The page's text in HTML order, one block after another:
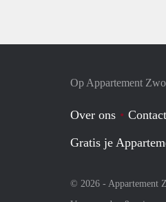
Op Appartement
Over ons Contact
Gratis je
© 2026 - Appartement